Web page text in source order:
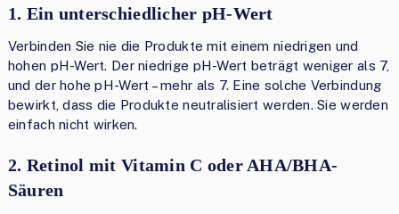
1. Ein unterschiedlicher pH-Wert
Verbinden Sie nie die Produkte mit einem niedrigen und
hohen pH-Wert. Der niedrige pH-Wert beträgt weniger als 7,
und der hohe pH-Wert – mehr als 7. Eine solche Verbindung
bewirkt, dass die Produkte neutralisiert werden. Sie werden
einfach nicht wirken.
2. Retinol mit Vitamin C oder AHA/BHA-
Säuren